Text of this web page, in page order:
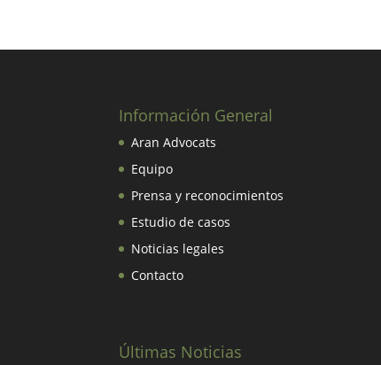
Información General
Aran Advocats
Equipo
Prensa y reconocimientos
Estudio de casos
Noticias legales
Contacto
Últimas Noticias